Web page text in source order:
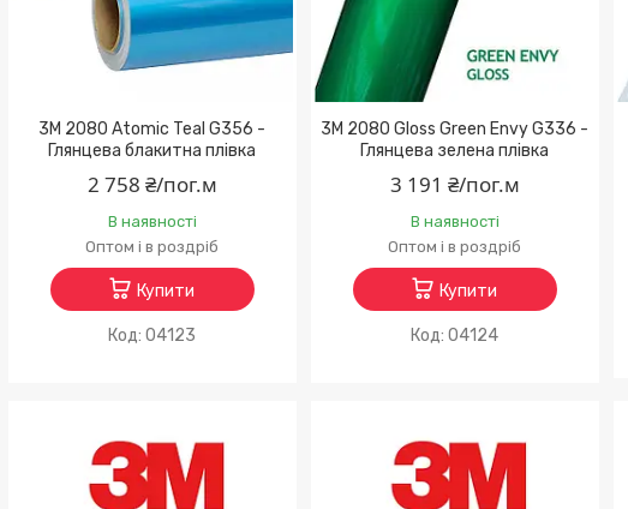
3M 2080 Atomic Teal G356 -
Глянцева блакитна плівка
2 758 ₴/пог.м
В наявності
Оптом і в роздріб
Купити
04123
3M 2080 Gloss Green Envy G336 -
Глянцева зелена плівка
3 191 ₴/пог.м
В наявності
Оптом і в роздріб
Купити
04124